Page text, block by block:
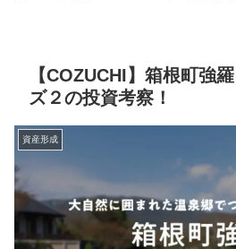
【COZUCHI】箱根町強
ズ２の投資考察！
資産形成